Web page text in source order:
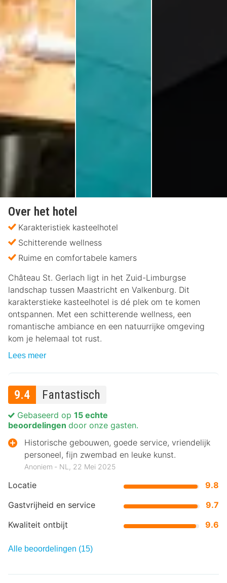
Over het hotel
Karakteristiek kasteelhotel
Schitterende wellness
Ruime en comfortabele kamers
Château St. Gerlach ligt in het Zuid-Limburgse
landschap tussen Maastricht en Valkenburg. Dit
karakterstieke kasteelhotel is dé plek om te komen
ontspannen. Met een schitterende wellness, een
romantische ambiance en een natuurrijke omgeving
kom je helemaal tot rust.
Lees meer
9.4 Fantastisch
Locatie
9.8
Gastvrijheid en service
9.7
Kwaliteit ontbijt
9.6
Gebaseerd op 15 echte
beoordelingen door onze gasten.
Historische gebouwen, goede service, vriendelijk
personeel, fijn zwembad en leuke kunst.
Anoniem ‐ NL, 22 Mei 2025
Alle beoordelingen (15)